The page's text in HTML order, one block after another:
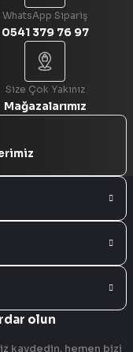
WhatsApp Sipariş
0541 379 76 97
Size Çok Yakınız
Mağazalarımız
olun
kaydedin, hemen bizi